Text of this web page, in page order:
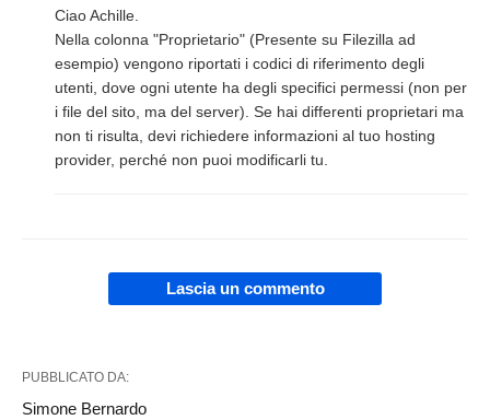
Ciao Achille.
Nella colonna "Proprietario" (Presente su Filezilla ad
esempio) vengono riportati i codici di riferimento degli
utenti, dove ogni utente ha degli specifici permessi (non per
i file del sito, ma del server). Se hai differenti proprietari ma
non ti risulta, devi richiedere informazioni al tuo hosting
provider, perché non puoi modificarli tu.
Lascia un commento
PUBBLICATO DA:
Simone Bernardo